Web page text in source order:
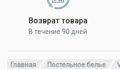
Возврат товара
В течение 90 дней
Главная Постельное белье